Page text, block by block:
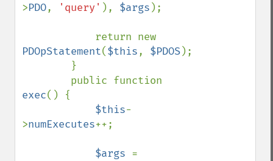
>PDO, 'query' ), $args );
PDOpStatement($this, $PDOS);
exec() {
$this-
>numExecutes++;
$args